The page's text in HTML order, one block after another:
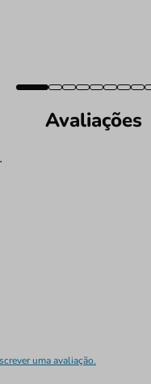
Avaliações
uma avaliação.